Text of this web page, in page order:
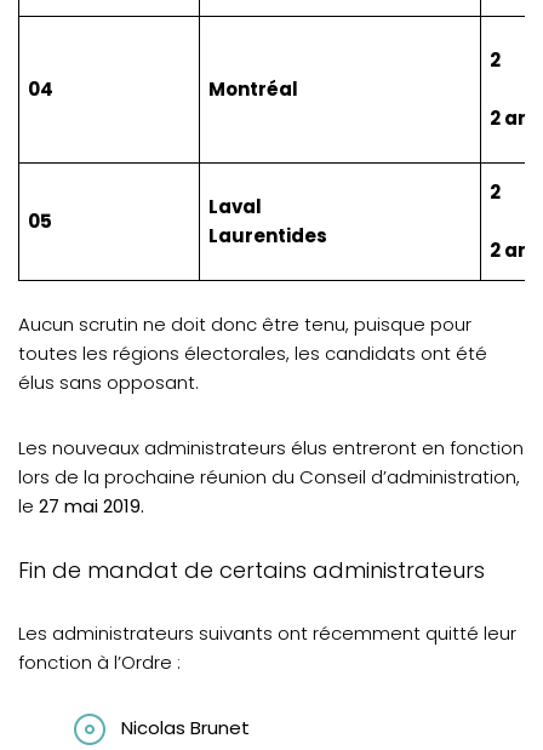
04 Montréal
2
2 ans
05
Laval
Laurentides
2
2 ans
Aucun scrutin ne doit donc être tenu, puisque pour
toutes les régions électorales, les candidats ont été
élus sans opposant.
Les nouveaux administrateurs élus entreront en fonction
lors de la prochaine réunion du Conseil d’administration,
le 27 mai 2019.
Fin de mandat de certains administrateurs
Les administrateurs suivants ont récemment quitté leur
fonction à l’Ordre :
Nicolas Brunet